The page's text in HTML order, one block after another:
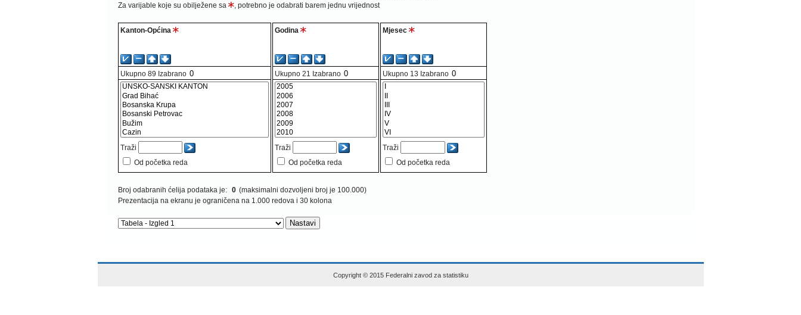
Za varijable koje su obilježene sa
, potrebno je odabrati barem jednu vrijednost
Kanton-Općina
Ukupno 89 Izabrano
Traži
Od početka reda
Godina
Ukupno 21 Izabrano
Traži
Od početka reda
Mjesec
Ukupno 13 Izabrano
Traži
Od početka reda
Broj odabranih ćelija podataka je: 0 (maksimalni dozvoljeni broj je 100.000)
Prezentacija na ekranu je ograničena na 1.000 redova i 30 kolona
Copyright © 2015 Federalni zavod za statistiku